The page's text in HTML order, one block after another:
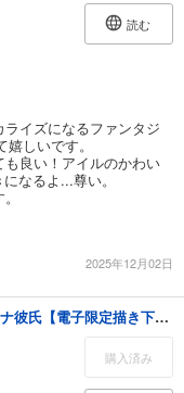
読む
イズになるファンタジ
しいです。
良い！アイルのかわい
なるよ...尊い。
2025年12月02日
かたくな清にぃの訳ありオトナ彼氏【電子限定描き下ろし付き】
購入済み